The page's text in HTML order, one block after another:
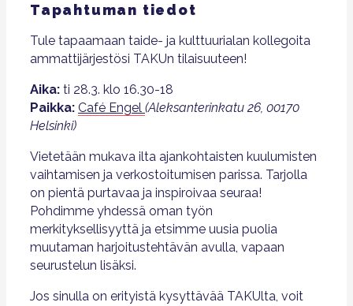
Tapahtuman tiedot
Tule tapaamaan taide- ja kulttuurialan kollegoita
ammattijärjestösi TAKUn tilaisuuteen!
Aika: ti 28.3. klo 16.30-18
Paikka: Café Engel (Aleksanterinkatu 26, 00170
Helsinki)
Vietetään mukava ilta ajankohtaisten kuulumisten
vaihtamisen ja verkostoitumisen parissa. Tarjolla
on pientä purtavaa ja inspiroivaa seuraa!
Pohdimme yhdessä oman työn
merkityksellisyyttä ja etsimme uusia puolia
muutaman harjoitustehtävän avulla, vapaan
seurustelun lisäksi.
Jos sinulla on erityistä kysyttävää TAKUlta, voit